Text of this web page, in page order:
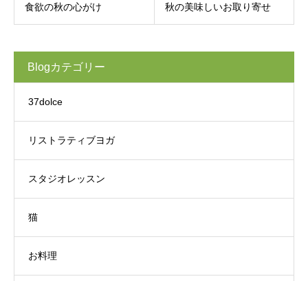
食欲の秋の心がけ 秋の美味しいお取り寄せ
Blogカテゴリー
37dolce
リストラティブヨガ
スタジオレッスン
猫
お料理